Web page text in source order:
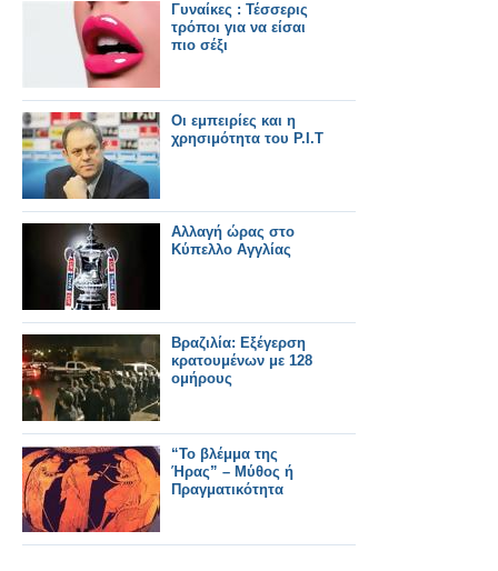
Γυναίκες : Τέσσερις
τρόποι για να είσαι
πιο σέξι
Οι εμπειρίες και η
χρησιμότητα του P.I.T
Αλλαγή ώρας στο
Κύπελλο Αγγλίας
Βραζιλία: Εξέγερση
κρατουμένων με 128
ομήρους
“Το βλέμμα της
Ήρας” – Μύθος ή
Πραγματικότητα